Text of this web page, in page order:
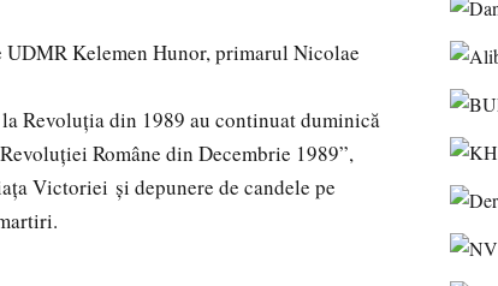
Kelemen Hunor, primarul Nicolae
Revoluţia din 1989 au continuat duminică
Române din Decembrie 1989”,
Victoriei şi depunere de candele pe